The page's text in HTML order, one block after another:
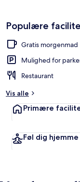
Populære
Gratis morgenmad
Mulighed for
Restaurant
Vis alle
Primære
Føl dig hjemme